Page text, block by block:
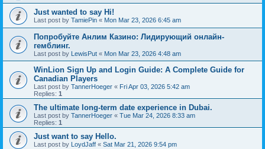
Just wanted to say Hi!
Last post by TamiePin « Mon Mar 23, 2026 6:45 am
Попробуйте Анлим Казино: Лидирующий онлайн-
гемблинг.
Last post by LewisPut « Mon Mar 23, 2026 4:48 am
WinLion Sign Up and Login Guide: A Complete Guide for
Canadian Players
Last post by TannerHoeger « Fri Apr 03, 2026 5:42 am
Replies: 1
The ultimate long-term date experience in Dubai.
Last post by TannerHoeger « Tue Mar 24, 2026 8:33 am
Replies: 1
Just want to say Hello.
Last post by LoydJaff « Sat Mar 21, 2026 9:54 pm